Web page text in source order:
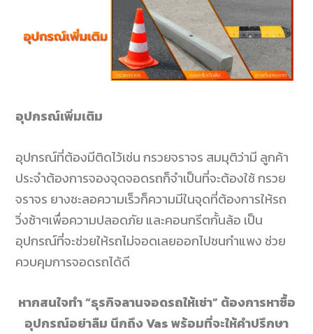
อุปกรณ์เพิ่มเติม
อุปกรณ์ที่ต้องมีติดไว้เช่น กรวยจราจร สมมุติว่ามี ลูกค้า
ประจำต้องการจองจุดจอดรถก็จำเป็นที่จะต้องใช้ กรวย
จราจร ยางชะลอความเร็วก็ความมีในจุดที่ต้องการให้รถ
วิ่งช้าๆเพื่อความปลอดภัย และคอนกรีตกั้นล้อ เป็น
อุปกรณ์ที่จะช่วยให้รถไม่จอดเลยออกไปชนกำแพง ช่วย
ควบคุมการจอดรถได้ดี
หากสนใจทำ “ธุรกิจลานจอดรถให้เช่า” ต้องการหาซื้อ
อุปกรณ์อย่าลืม นึกถึงVasพร้อมที่จะให้คำปรึกษา